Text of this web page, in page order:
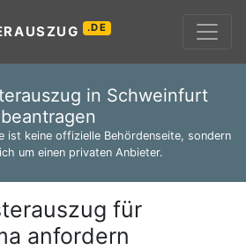
.DE
in Schweinfurt
beantragen
ist keine offizielle Behördenseite, sondern
um einen privaten Anbieter.
für
anfordern